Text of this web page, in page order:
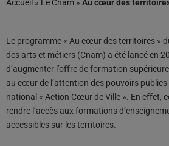
Accueil » Le Cnam » Au cœur des
Le programme « Au cœur des territoires »
des arts et métiers (Cnam) a été lancé en
d’augmenter l’offre de formation
au cœur de l’attention des pouvoirs
national « Action Cœur de Ville ». En effet,
rendre l’accès aux formations
accessibles sur les territoires.